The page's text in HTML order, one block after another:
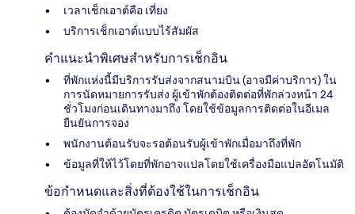
เวลาเช็กเอาต์คือ เที่ยง
บริการเช็กเอาต์แบบไร้สัมผัส
คำแนะนำพิเศษสำหรับการเช็กอิน
ที่พักแห่งนี้มีบริการรับส่งจากสนามบิน (อาจมีค่าบริการ) ใน
การนัดหมายการรับส่ง ผู้เข้าพักต้องติดต่อที่พักล่วงหน้า 24
ชั่วโมงก่อนเดินทางมาถึง โดยใช้ข้อมูลการติดต่อในอีเมล
ยืนยันการจอง
พนักงานต้อนรับจะรอต้อนรับผู้เข้าพักเมื่อมาถึงที่พัก
ข้อมูลที่ให้ไว้โดยที่พักอาจแปลโดยใช้เครื่องมือแปลอัตโนมัติ
ข้อกำหนดและสิ่งที่ต้องใช้ในการเช็กอิน